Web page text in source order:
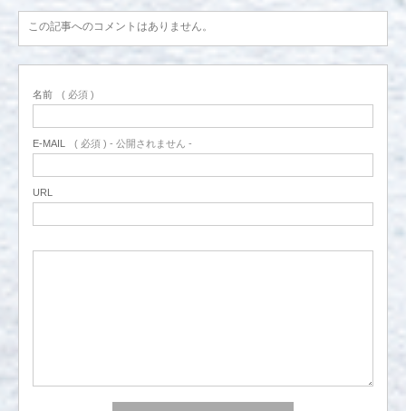
この記事へのコメントはありません。
名前 ( 必須 )
E-MAIL ( 必須 ) - 公開されません -
URL